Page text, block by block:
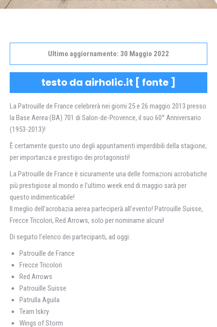
Ultimo aggiornamento: 30 Maggio 2022
testo da airholic.it [ fonte ]
La Patrouille de France celebrerà nei giorni 25 e 26 maggio 2013 presso
la Base Aerea (BA) 701 di Salon-de-Provence, il suo 60° Anniversario
(1953-2013)!
È certamente questo uno degli appuntamenti imperdibili della stagione;
per importanza e prestigio dei protagonisti!
La Patrouille de France è sicuramente una delle formazioni acrobatiche
più prestigiose al mondo e l’ultimo week end di maggio sarà per
questo indimenticabile!
Il meglio dell’acrobazia aerea parteciperà all’evento! Patrouille Suisse,
Frecce Tricolori, Red Arrows, solo per nominarne alcuni!
Di seguito l’elenco dei partecipanti, ad oggi:
Patrouille de France
Frecce Tricolori
Red Arrows
Patrouille Suisse
Patrulla Aguila
Team Iskry
Wings of Storm